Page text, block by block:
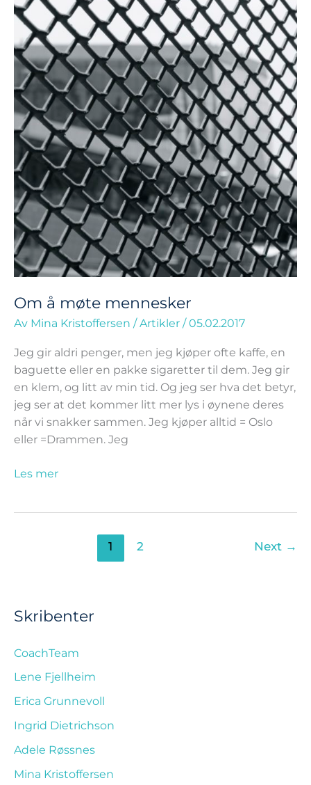
Om å møte mennesker
Av Mina Kristoffersen /Artikler /05.02.2017
Jeg gir aldri penger, men jeg kjøper ofte kaffe, en
baguette eller en pakke sigaretter til dem. Jeg gir
en klem, og litt av min tid. Og jeg ser hva det betyr,
jeg ser at det kommer litt mer lys i øynene deres
når vi snakker sammen. Jeg kjøper alltid = Oslo
eller =Drammen. Jeg
Les mer
1 2 Next →
Skribenter
CoachTeam
Lene Fjellheim
Erica Grunnevoll
Ingrid Dietrichson
Adele Røssnes
Mina Kristoffersen